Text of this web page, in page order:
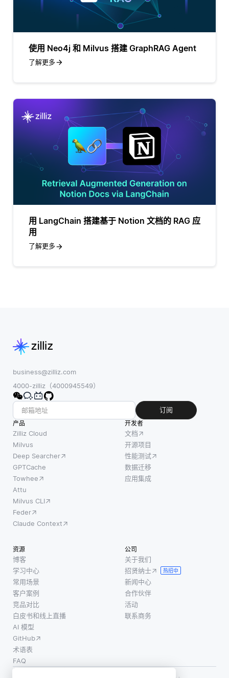
使用 Neo4j 和 Milvus 搭建 GraphRAG Agent
了解更多
用 LangChain 搭建基于 Notion 文档的 RAG 应
用
了解更多
business@zilliz.com
4000-zilliz（4000945549）
订阅
产品
Zilliz Cloud
Milvus
Deep Searcher
GPTCache
Towhee
Attu
Milvus CLI
Feder
Claude Context
开发者
文档
开源项目
性能测试
数据迁移
应用集成
资源
博客
学习中心
常用场景
客户案例
竞品对比
白皮书和线上直播
AI 模型
GitHub
术语表
FAQ
公司
关于我们
招贤纳士
热招中
新闻中心
合作伙伴
活动
联系商务
使用条款